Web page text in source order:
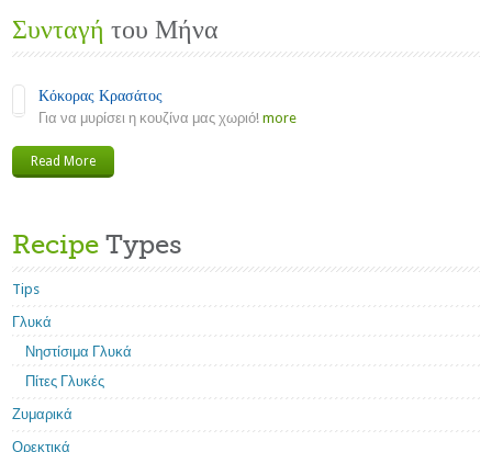
Συνταγή του Μήνα
Κόκορας Κρασάτος
Για να μυρίσει η κουζίνα μας χωριό! more
Read More
Recipe Types
Tips
Γλυκά
Νηστίσιμα Γλυκά
Πίτες Γλυκές
Ζυμαρικά
Ορεκτικά